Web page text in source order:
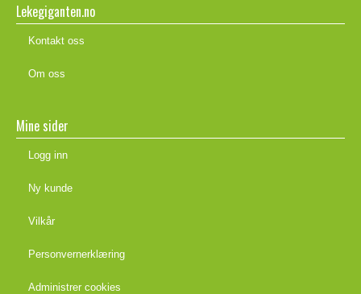
Lekegiganten.no
Kontakt oss
Om oss
Mine sider
Logg inn
Ny kunde
Vilkår
Personvernerklæring
Administrer cookies